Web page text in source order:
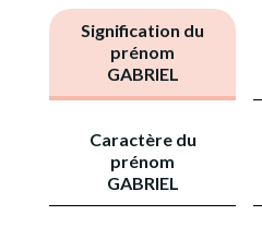
Signification du
prénom
GABRIEL
Caractère du
prénom
GABRIEL